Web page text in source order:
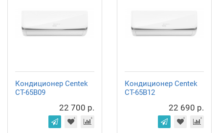
Кондиционер Centek
CT-65B09
22 700 р.
Кондиционер Centek
CT-65B12
22 690 р.